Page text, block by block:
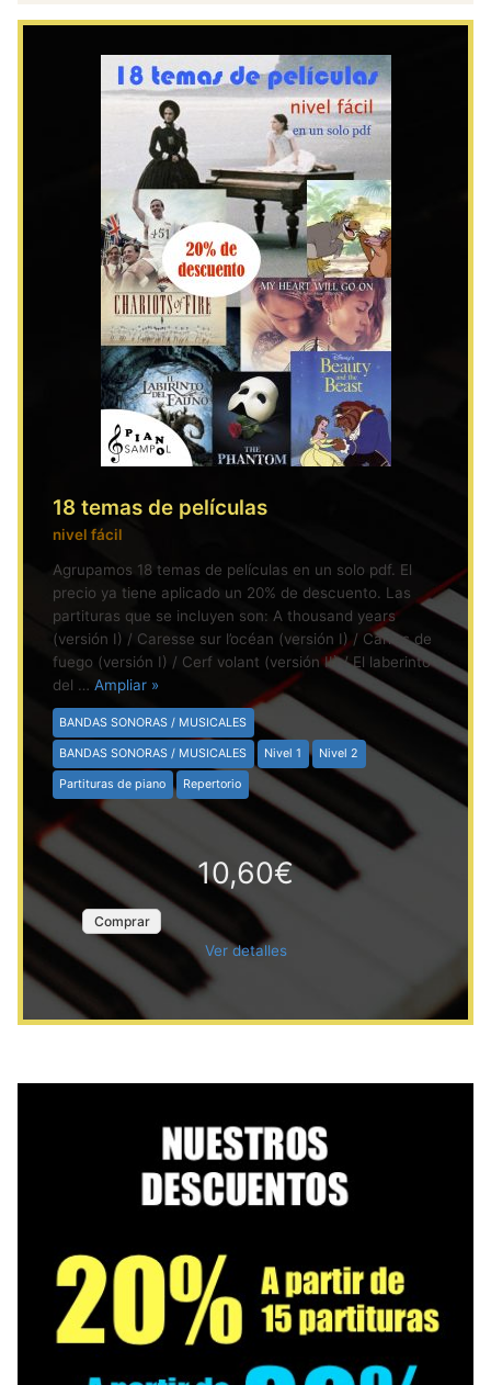
18 temas de películas
nivel fácil
Agrupamos 18 temas de películas en un solo pdf. El
precio ya tiene aplicado un 20% de descuento. Las
partituras que se incluyen son: A thousand years
(versión I) / Caresse sur l’océan (versión I) / Carros de
fuego (versión I) / Cerf volant (versión II) / El laberinto
del … Ampliar »
BANDAS SONORAS / MUSICALES
BANDAS SONORAS / MUSICALES Nivel 1 Nivel 2
Partituras de piano Repertorio
10,60€
Comprar
Ver detalles